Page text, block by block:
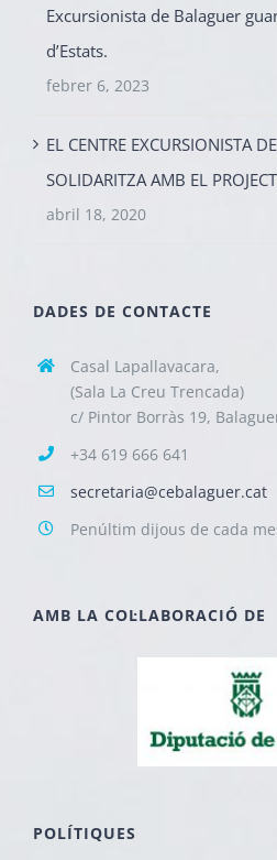
Excursionista de Balaguer
d’Estats.
febrer 6, 2023
EL CENTRE EXCURSIONISTA
SOLIDARITZA AMB EL
abril 18, 2020
DADES DE CONTACTE
Casal Lapallavacara,
(Sala La Creu Trencada)
c/ Pintor Borràs 19,
+34 619 666 641
secretaria@cebalaguer.cat
Penúltim dijous de cada
AMB LA COL·LABORACIÓ DE
POLÍTIQUES